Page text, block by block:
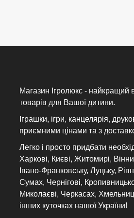
Магазин Ігролюкс - найкращий
товарів для Вашої дитини.
Іграшки, ігри, канцелярія,
приємними цінами та з
Легко і просто придбати
Харкові, Києві, Житомирі,
Івано-Франковську, Луцьку,
Сумах, Чернігові,
Миколаєві, Черкасах,
інших куточках нашої України!